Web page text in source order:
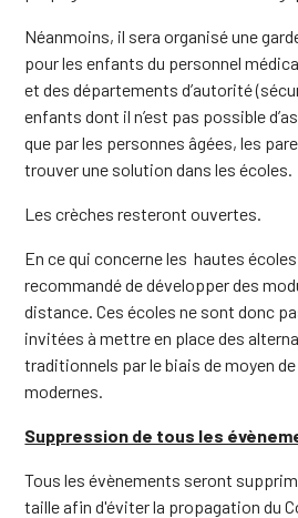
Néanmoins, il sera organisé une
pour les enfants du personnel
et des départements d’autorité
enfants dont il n’est pas possible
que par les personnes âgées, les
trouver une solution dans les écoles.
Les crèches resteront ouvertes.
En ce qui concerne les hautes
recommandé de développer des
distance. Ces écoles ne sont donc
invitées à mettre en place des
traditionnels par le biais de moyen
modernes.
Suppression de tous les
Tous les évènements seront
taille afin d'éviter la propagation du